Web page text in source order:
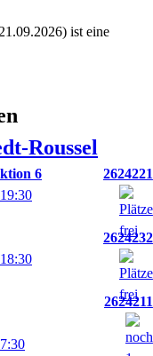
ist eine
Roussel
6
2624221
2624232
2624211